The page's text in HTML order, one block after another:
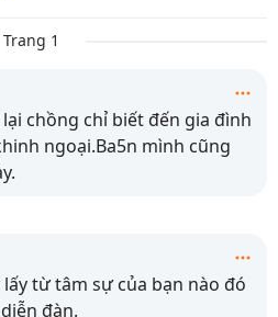
Trang 1
chồng chỉ biết đến gia đình
ngoại.Ba5n mình cũng
từ tâm sự của bạn nào đó
đàn.